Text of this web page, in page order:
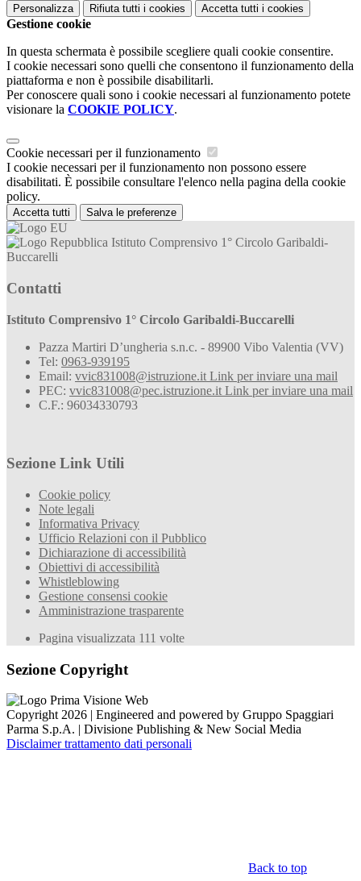
Personalizza Rifiuta tutti i cookies Accetta tutti i cookies
Gestione cookie
In questa schermata è possibile scegliere quali cookie consentire.
I cookie necessari sono quelli che consentono il funzionamento della
piattaforma e non è possibile disabilitarli.
Per conoscere quali sono i cookie necessari al funzionamento potete
visionare la COOKIE POLICY.
Cookie necessari per il funzionamento
I cookie necessari per il funzionamento non possono essere
disabilitati. È possibile consultare l'elenco nella pagina della cookie
policy.
Accetta tutti Salva le preferenze
Istituto Comprensivo 1° Circolo Garibaldi-
Buccarelli
Contatti
Istituto Comprensivo 1° Circolo Garibaldi-Buccarelli
Pazza Martiri D’ungheria s.n.c. - 89900 Vibo Valentia (VV)
Tel: 0963-939195
Email: vvic831008@istruzione.it Link per inviare una mail
PEC: vvic831008@pec.istruzione.it Link per inviare una mail
C.F.: 96034330793
Sezione Link Utili
Cookie policy
Note legali
Informativa Privacy
Ufficio Relazioni con il Pubblico
Dichiarazione di accessibilità
Obiettivi di accessibilità
Whistleblowing
Gestione consensi cookie
Amministrazione trasparente
Pagina visualizzata 111 volte
Sezione Copyright
Copyright 2026 | Engineered and powered by Gruppo Spaggiari
Parma S.p.A. | Divisione Publishing & New Social Media
Disclaimer trattamento dati personali
Back to top